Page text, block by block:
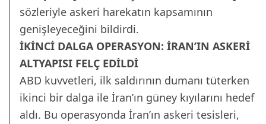
sözleriyle askeri harekatın kapsamının
genişleyeceğini bildirdi.
İKİNCİ DALGA OPERASYON: İRAN’IN ASKERİ
ALTYAPISI FELÇ EDİLDİ
ABD kuvvetleri, ilk saldırının dumanı tüterken
ikinci bir dalga ile İran’ın güney kıyılarını hedef
aldı. Bu operasyonda İran’ın askeri tesisleri,